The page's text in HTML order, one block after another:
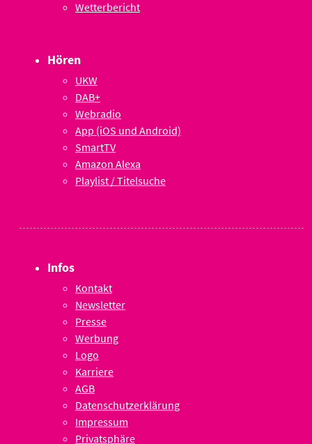
Wetterbericht
Hören
UKW
DAB+
Webradio
App (iOS und Android)
SmartTV
Amazon Alexa
Playlist / Titelsuche
Infos
Kontakt
Newsletter
Presse
Werbung
Logo
Karriere
AGB
Datenschutzerklärung
Impressum
Privatsphäre